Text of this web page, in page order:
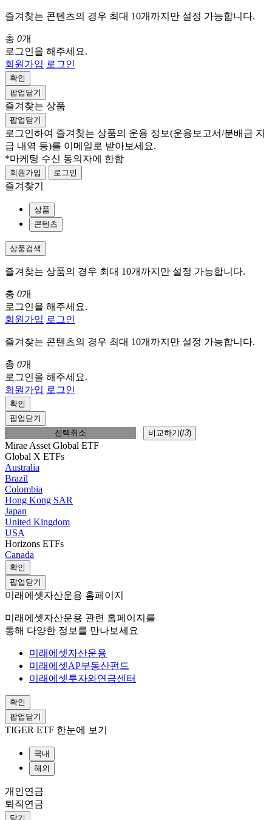
즐겨찾는 콘텐츠의 경우 최대 10개까지만 설정 가능합니다.
총 0개
로그인을 해주세요.
회원가입 로그인
확인
팝업닫기
즐겨찾는 상품
팝업닫기
로그인하여 즐겨찾는 상품의 운용 정보(운용보고서/분배금 지
급 내역 등)를 이메일로 받아보세요.
*마케팅 수신 동의자에 한함
회원가입 로그인
즐겨찾기
상품
콘텐츠
상품검색
즐겨찾는 상품의 경우 최대 10개까지만 설정 가능합니다.
총 0개
로그인을 해주세요.
회원가입 로그인
즐겨찾는 콘텐츠의 경우 최대 10개까지만 설정 가능합니다.
총 0개
로그인을 해주세요.
회원가입 로그인
확인
팝업닫기
선택취소
비교하기(/3)
Mirae Asset Global ETF
Global X ETFs
Australia
Brazil
Colombia
Hong Kong SAR
Japan
United Kingdom
USA
Horizons ETFs
Canada
확인
팝업닫기
미래에셋자산운용 홈페이지
미래에셋자산운용 관련 홈페이지를
통해 다양한 정보를 만나보세요
미래에셋자산운용
미래에셋AP부동산펀드
미래에셋투자와연금센터
확인
팝업닫기
TIGER ETF 한눈에 보기
국내
해외
개인연금
퇴직연금
닫기